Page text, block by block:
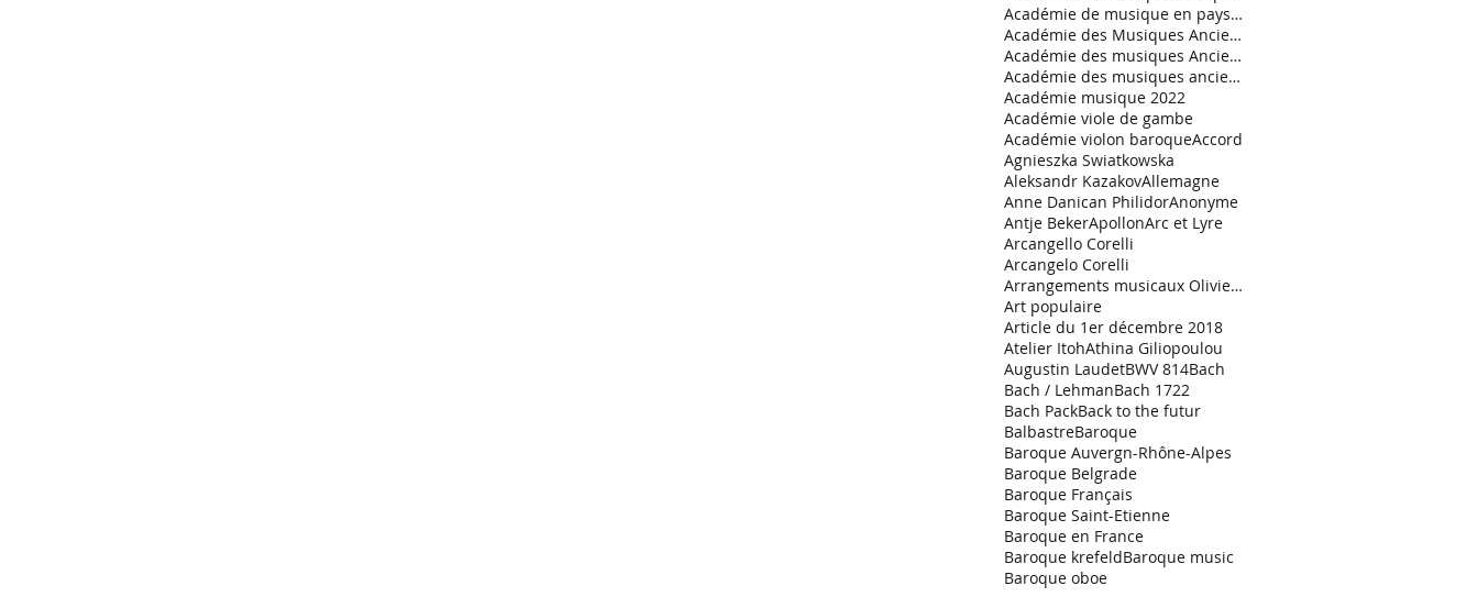
Académie de musique en pays de Savoie
Académie des Musiques Anciennes en Pays de Savoie
Académie des musiques Anciennes
Académie des musiques anciennes en Pays de Savoie.
Académie musique 2022
Académie viole de gambe
Académie violon baroqueAccord
Agnieszka Swiatkowska
Aleksandr KazakovAllemagne
Anne Danican PhilidorAnonyme
Antje BekerApollonArc et Lyre
Arcangello Corelli
Arcangelo Corelli
Arrangements musicaux Olivier Garde
Art populaire
Article du 1er décembre 2018
Atelier ItohAthina Giliopoulou
Augustin LaudetBWV 814Bach
Bach / LehmanBach 1722
Bach PackBack to the futur
BalbastreBaroque
Baroque Auvergn-Rhône-Alpes
Baroque Belgrade
Baroque Français
Baroque Saint-Etienne
Baroque en France
Baroque krefeldBaroque music
Baroque oboe